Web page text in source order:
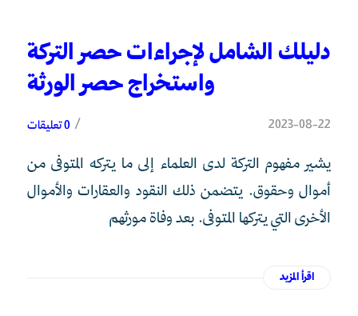
دليلك الشامل لإجراءات حصر التركة
واستخراج حصر الورثة
2023-08-22
/ 0 تعليقات
يشير مفهوم التركة لدى العلماء إلى ما يتركه المتوفى من
أموال وحقوق. يتضمن ذلك النقود والعقارات والأموال
الأخرى التي يتركها المتوفى. بعد وفاة مورثهم
اقرأ المزيد